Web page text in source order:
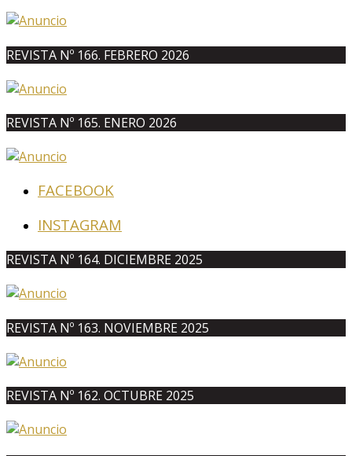
REVISTA Nº 166. FEBRERO 2026
REVISTA Nº 165. ENERO 2026
FACEBOOK
INSTAGRAM
REVISTA Nº 164. DICIEMBRE 2025
REVISTA Nº 163. NOVIEMBRE 2025
REVISTA Nº 162. OCTUBRE 2025